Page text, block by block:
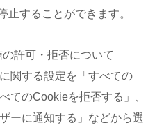
止することができます。
許可・拒否について
関する設定を「すべての
てのCookieを拒否する」、
ーに通知する」などから選